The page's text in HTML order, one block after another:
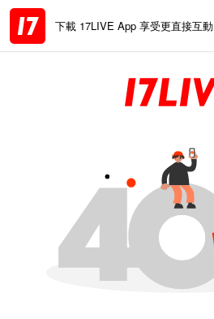
下載 17LIVE App 享受更直接互動